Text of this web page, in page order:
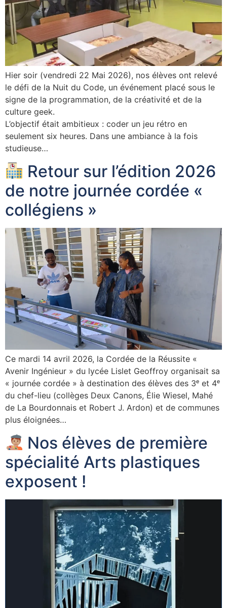
Hier soir (vendredi 22 Mai 2026), nos élèves ont relevé
le défi de la Nuit du Code, un événement placé sous le
signe de la programmation, de la créativité et de la
culture geek.
L’objectif était ambitieux : coder un jeu rétro en
seulement six heures. Dans une ambiance à la fois
studieuse…
Retour sur l’édition 2026
de notre journée cordée «
collégiens »
Ce mardi 14 avril 2026, la Cordée de la Réussite «
Avenir Ingénieur » du lycée Lislet Geoffroy organisait sa
« journée cordée » à destination des élèves des 3ᵉ et 4ᵉ
du chef-lieu (collèges Deux Canons, Élie Wiesel, Mahé
de La Bourdonnais et Robert J. Ardon) et de communes
plus éloignées…
Nos élèves de première
spécialité Arts plastiques
exposent !